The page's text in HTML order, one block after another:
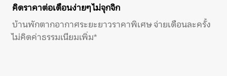
คิดราคาต่อเดือนง่ายๆ ไม่จุกจิก
บ้านพักตากอากาศระยะยาวราคาพิเศษ จ่ายเดือนละครั้ง
ไม่คิดค่าธรรมเนียมเพิ่ม*